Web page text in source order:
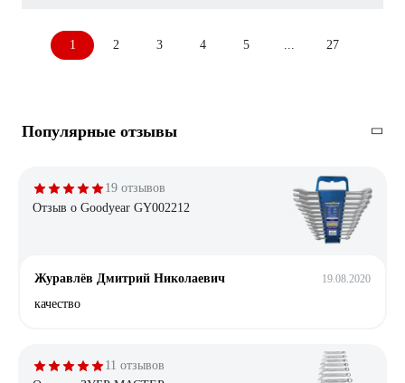
1 2 3 4 5 27
Популярные отзывы
19 отзывов
Отзыв о Goodyear GY002212
Журавлёв Дмитрий Николаевич 19.08.2020
качество
11 отзывов